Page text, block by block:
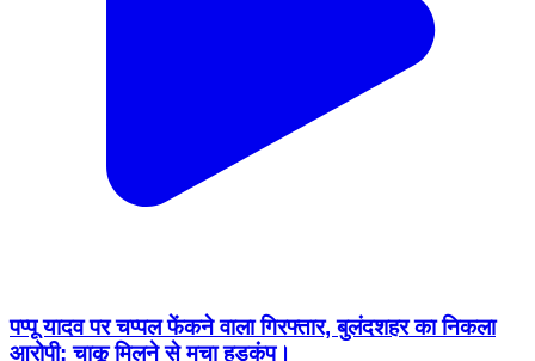
पप्पू यादव पर चप्पल फेंकने वाला गिरफ्तार, बुलंदशहर का निकला
आरोपी; चाकू मिलने से मचा हड़कंप।